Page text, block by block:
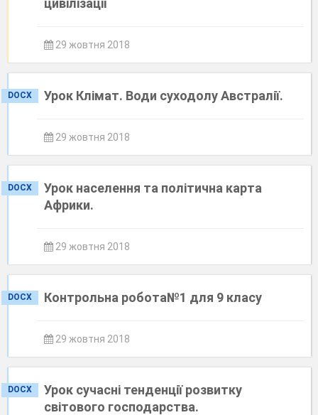
цивілізації
29 жовтня 2018
DOCX Урок Клімат. Води суходолу Австралії.
29 жовтня 2018
DOCX
Урок населення та політична карта
Африки.
29 жовтня 2018
DOCX Контрольна робота№1 для 9 класу
29 жовтня 2018
DOCX
Урок сучасні тенденції розвитку
світового господарства.